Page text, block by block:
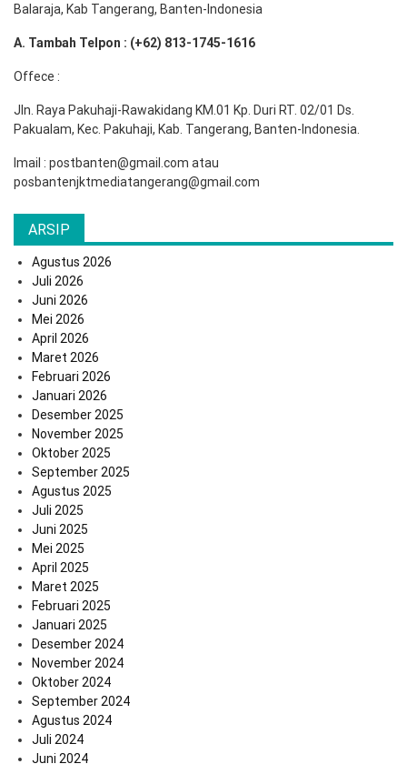
Balaraja, Kab Tangerang, Banten-Indonesia
A. Tambah Telpon : (+62) 813-1745-1616
Offece :
Jln. Raya Pakuhaji-Rawakidang KM.01 Kp. Duri RT. 02/01 Ds.
Pakualam, Kec. Pakuhaji, Kab. Tangerang, Banten-Indonesia.
Imail : postbanten@gmail.com atau
posbantenjktmediatangerang@gmail.com
ARSIP
Agustus 2026
Juli 2026
Juni 2026
Mei 2026
April 2026
Maret 2026
Februari 2026
Januari 2026
Desember 2025
November 2025
Oktober 2025
September 2025
Agustus 2025
Juli 2025
Juni 2025
Mei 2025
April 2025
Maret 2025
Februari 2025
Januari 2025
Desember 2024
November 2024
Oktober 2024
September 2024
Agustus 2024
Juli 2024
Juni 2024